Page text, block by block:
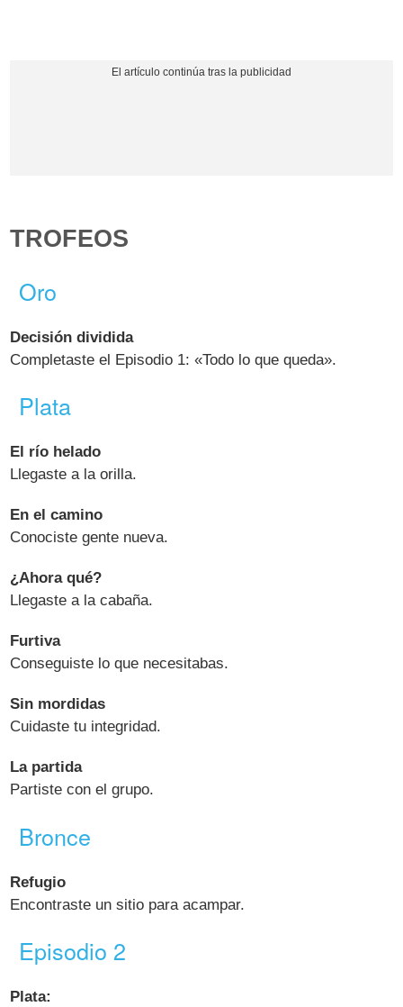
TROFEOS
Oro
Decisión dividida
Completaste el Episodio 1: «Todo lo que queda».
Plata
El río helado
Llegaste a la orilla.
En el camino
Conociste gente nueva.
¿Ahora qué?
Llegaste a la cabaña.
Furtiva
Conseguiste lo que necesitabas.
Sin mordidas
Cuidaste tu integridad.
La partida
Partiste con el grupo.
Bronce
Refugio
Encontraste un sitio para acampar.
Episodio 2
Plata: